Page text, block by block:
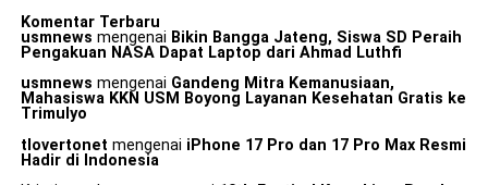
Komentar Terbaru
usmnews mengenai Bikin Bangga Jateng, Siswa SD Peraih
Pengakuan NASA Dapat Laptop dari Ahmad Luthfi
usmnews mengenai Gandeng Mitra Kemanusiaan,
Mahasiswa KKN USM Boyong Layanan Kesehatan Gratis ke
Trimulyo
tlovertonet mengenai iPhone 17 Pro dan 17 Pro Max Resmi
Hadir di Indonesia